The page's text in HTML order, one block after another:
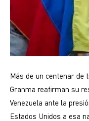
Más de un centenar de
Granma reafirman su
Venezuela ante la
Estados Unidos a esa